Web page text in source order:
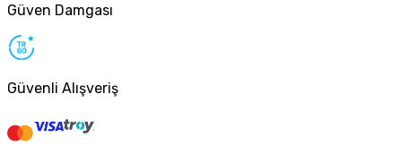
Güven Damgası
Güvenli Alışveriş